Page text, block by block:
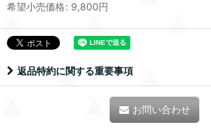
希望小売価格: 9,800円
返品特約に関する重要事項
お問い合わせ